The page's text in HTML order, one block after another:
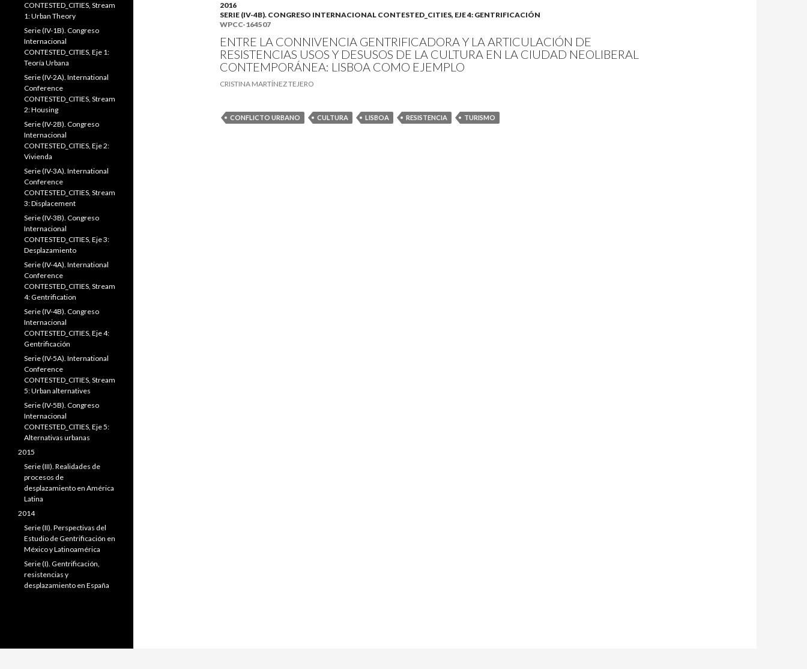
2016
SERIE (IV-4B). CONGRESO INTERNACIONAL CONTESTED_CITIES, EJE 4: GENTRIFICACIÓN
WPCC-164507
ENTRE LA CONNIVENCIA GENTRIFICADORA Y LA ARTICULACIÓN DE
RESISTENCIAS USOS Y DESUSOS DE LA CULTURA EN LA CIUDAD NEOLIBERAL
CONTEMPORÁNEA: LISBOA COMO EJEMPLO
CRISTINA MARTÍNEZ TEJERO
CONFLICTO URBANO CULTURA LISBOA RESISTENCIA TURISMO
CONTESTED_CITIES, Stream
1: Urban Theory
Serie (IV-1B). Congreso
Internacional
CONTESTED_CITIES, Eje 1:
Teoría Urbana
Serie (IV-2A). International
Conference
CONTESTED_CITIES, Stream
2: Housing
Serie (IV-2B). Congreso
Internacional
CONTESTED_CITIES, Eje 2:
Vivienda
Serie (IV-3A). International
Conference
CONTESTED_CITIES, Stream
3: Displacement
Serie (IV-3B). Congreso
Internacional
CONTESTED_CITIES, Eje 3:
Desplazamiento
Serie (IV-4A). International
Conference
CONTESTED_CITIES, Stream
4: Gentrification
Serie (IV-4B). Congreso
Internacional
CONTESTED_CITIES, Eje 4:
Gentrificación
Serie (IV-5A). International
Conference
CONTESTED_CITIES, Stream
5: Urban alternatives
Serie (IV-5B). Congreso
Internacional
CONTESTED_CITIES, Eje 5:
Alternativas urbanas
2015
Serie (III). Realidades de
procesos de
desplazamiento en América
Latina
2014
Serie (II). Perspectivas del
Estudio de Gentrificación en
México y Latinoamérica
Serie (I). Gentrificación,
resistencias y
desplazamiento en España